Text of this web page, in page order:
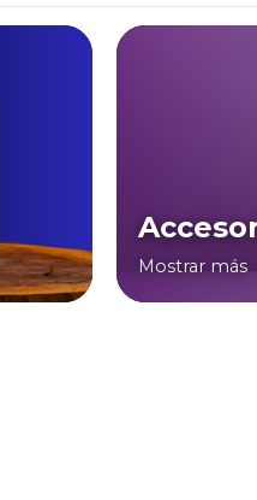
Mostrar más